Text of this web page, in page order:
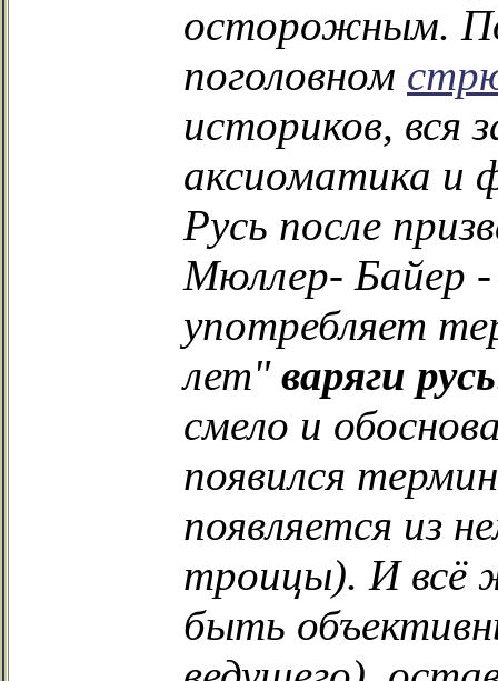
осторожным.
поголовном
историков, вся
аксиоматика и
Русь после
Мюллер- Байер
употребляет
лет" варяги русь
смело и
появился
появляется из
троицы). И всё
быть